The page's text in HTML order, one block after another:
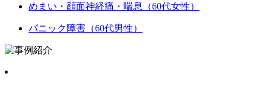
めまい・顔面神経痛・喘息（60代女性）
パニック障害（60代男性）